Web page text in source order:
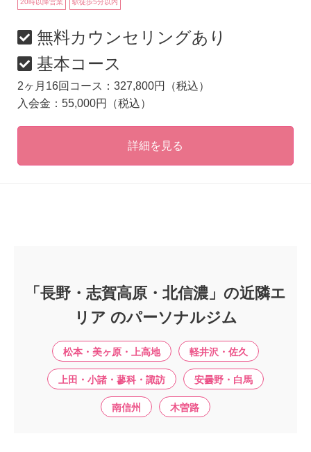
20時以降営業 駅徒歩5分以内
無料カウンセリングあり
基本コース
2ヶ月16回コース：327,800円（税込）
入会金：55,000円（税込）
詳細を見る
「長野・志賀高原・北信濃」の近隣エ
リア のパーソナルジム
松本・美ヶ原・上高地 軽井沢・佐久
上田・小諸・蓼科・諏訪 安曇野・白馬
南信州 木曽路